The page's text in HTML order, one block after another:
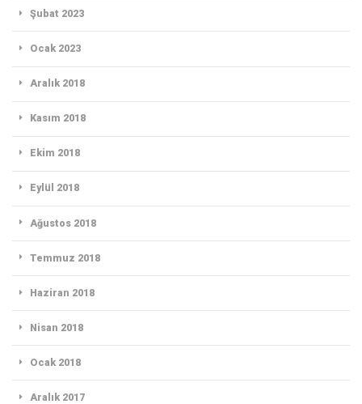
Şubat 2023
Ocak 2023
Aralık 2018
Kasım 2018
Ekim 2018
Eylül 2018
Ağustos 2018
Temmuz 2018
Haziran 2018
Nisan 2018
Ocak 2018
Aralık 2017